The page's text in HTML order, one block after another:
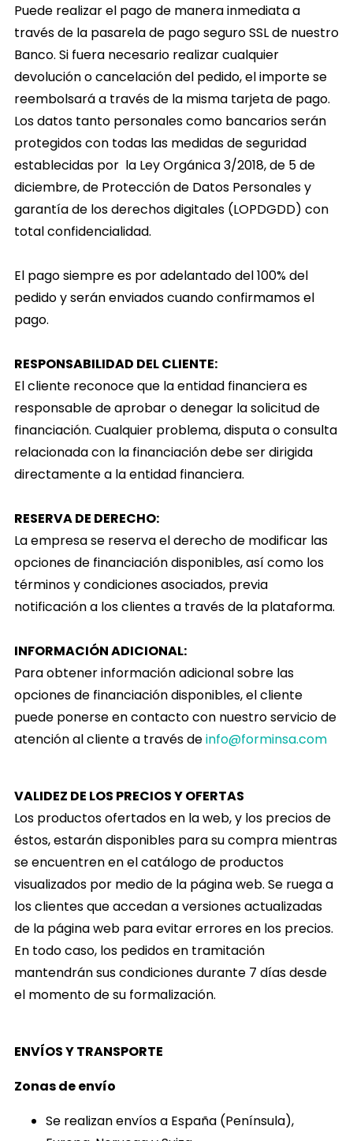
Puede realizar el pago de manera inmediata a
través de la pasarela de pago seguro SSL de nuestro
Banco. Si fuera necesario realizar cualquier
devolución o cancelación del pedido, el importe se
reembolsará a través de la misma tarjeta de pago.
Los datos tanto personales como bancarios serán
protegidos con todas las medidas de seguridad
establecidas por la Ley Orgánica 3/2018, de 5 de
diciembre, de Protección de Datos Personales y
garantía de los derechos digitales (LOPDGDD) con
total confidencialidad.
El pago siempre es por adelantado del 100% del
pedido y serán enviados cuando confirmamos el
pago.
RESPONSABILIDAD DEL CLIENTE:
El cliente reconoce que la entidad financiera es
responsable de aprobar o denegar la solicitud de
financiación. Cualquier problema, disputa o consulta
relacionada con la financiación debe ser dirigida
directamente a la entidad financiera.
RESERVA DE DERECHO:
La empresa se reserva el derecho de modificar las
opciones de financiación disponibles, así como los
términos y condiciones asociados, previa
notificación a los clientes a través de la plataforma.
INFORMACIÓN ADICIONAL:
Para obtener información adicional sobre las
opciones de financiación disponibles, el cliente
puede ponerse en contacto con nuestro servicio de
atención al cliente a través deinfo@forminsa.com
VALIDEZ DE LOS PRECIOS Y OFERTAS
Los productos ofertados en la web, y los precios de
éstos, estarán disponibles para su compra mientras
se encuentren en el catálogo de productos
visualizados por medio de la página web. Se ruega a
los clientes que accedan a versiones actualizadas
de la página web para evitar errores en los precios.
En todo caso, los pedidos en tramitación
mantendrán sus condiciones durante 7 días desde
el momento de su formalización.
ENVÍOS Y TRANSPORTE
Zonas de envío
Se realizan envíos a España (Península),